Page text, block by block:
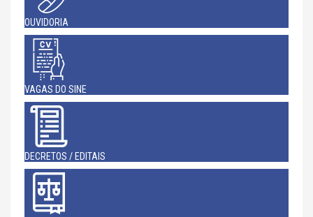
OUVIDORIA
VAGAS DO SINE
DECRETOS / EDITAIS